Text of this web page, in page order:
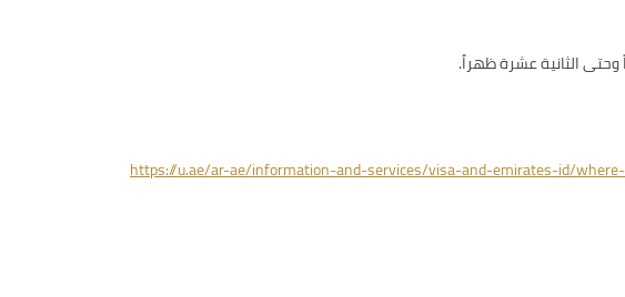
الثانية عشرة ظهراً.
https://u.ae/ar-ae/information-and-services/visa-and-emirates-id/